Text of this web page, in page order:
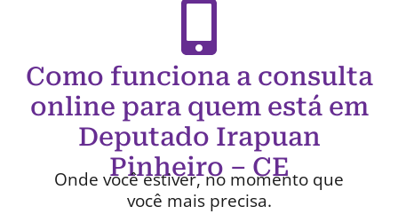
Como funciona a consulta
online para quem está em
Deputado Irapuan
Pinheiro – CE
Onde você estiver, no momento que
você mais precisa.